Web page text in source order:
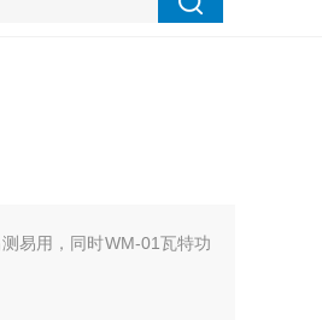
易用，同时WM-01瓦特功